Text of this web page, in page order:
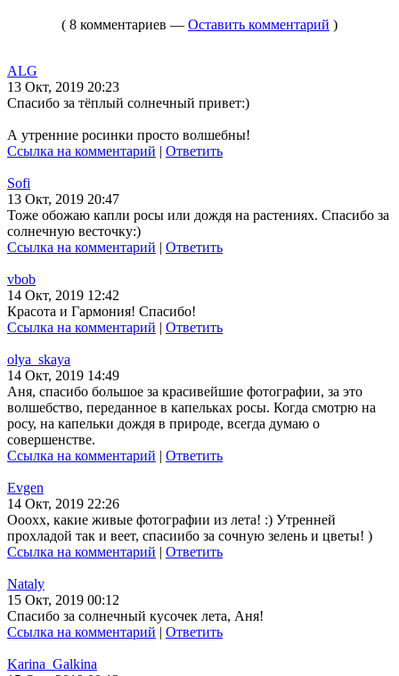
( 8 комментариев — Оставить комментарий )
ALG
13 Окт, 2019 20:23
Спасибо за тёплый солнечный привет:)
А утренние росинки просто волшебны!
Ссылка на комментарий
Ответить
Sofi
13 Окт, 2019 20:47
Тоже обожаю капли росы или дождя на растениях. Спасибо за
солнечную весточку:)
Ссылка на комментарий
Ответить
vbob
14 Окт, 2019 12:42
Красота и Гармония! Спасибо!
Ссылка на комментарий
Ответить
olya_skaya
14 Окт, 2019 14:49
Аня, спасибо большое за красивейшие фотографии, за это
волшебство, переданное в капельках росы. Когда смотрю на
росу, на капельки дождя в природе, всегда думаю о
совершенстве.
Ссылка на комментарий
Ответить
Evgen
14 Окт, 2019 22:26
Ооохх, какие живые фотографии из лета! :) Утренней
прохладой так и веет, спасиибо за сочную зелень и цветы! )
Ссылка на комментарий
Ответить
Nataly
15 Окт, 2019 00:12
Спасибо за солнечный кусочек лета, Аня!
Ссылка на комментарий
Ответить
Karina_Galkina